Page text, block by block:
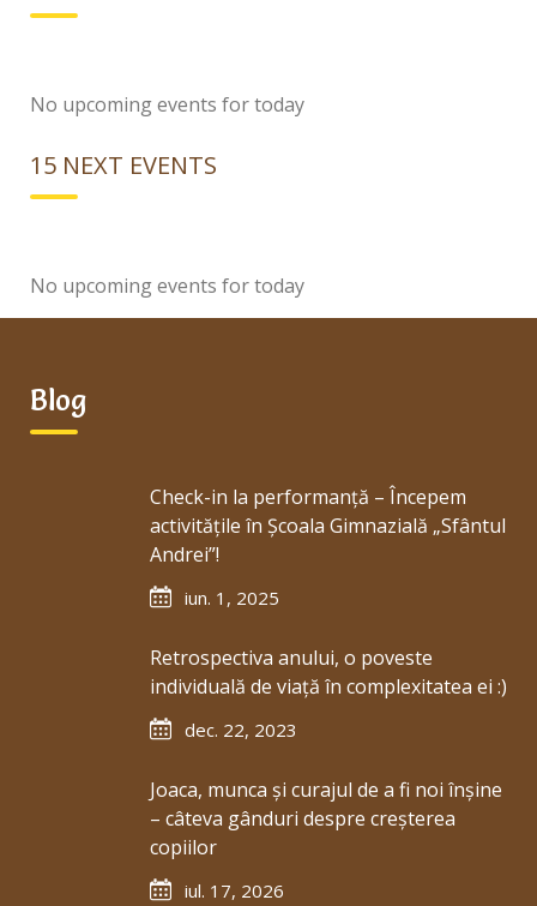
No upcoming events for today
15 NEXT EVENTS
No upcoming events for today
Blog
Check-in la performanță – Începem
activitățile în Școala Gimnazială „Sfântul
Andrei”!
iun. 1, 2025
Retrospectiva anului, o poveste
individuală de viață în complexitatea ei :)
dec. 22, 2023
Joaca, munca și curajul de a fi noi înșine
– câteva gânduri despre creșterea
copiilor
iul. 17, 2026